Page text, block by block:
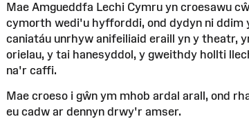
Mae Amgueddfa Lechi Cymru yn croesawu
cymorth wedi'u hyfforddi, ond dydyn ni ddim
caniatáu unrhyw anifeiliaid eraill yn y theatr,
orielau, y tai hanesyddol, y gweithdy hollti
na'r caffi.
Mae croeso i gŵn ym mhob ardal arall, ond
eu cadw ar dennyn drwy'r amser.